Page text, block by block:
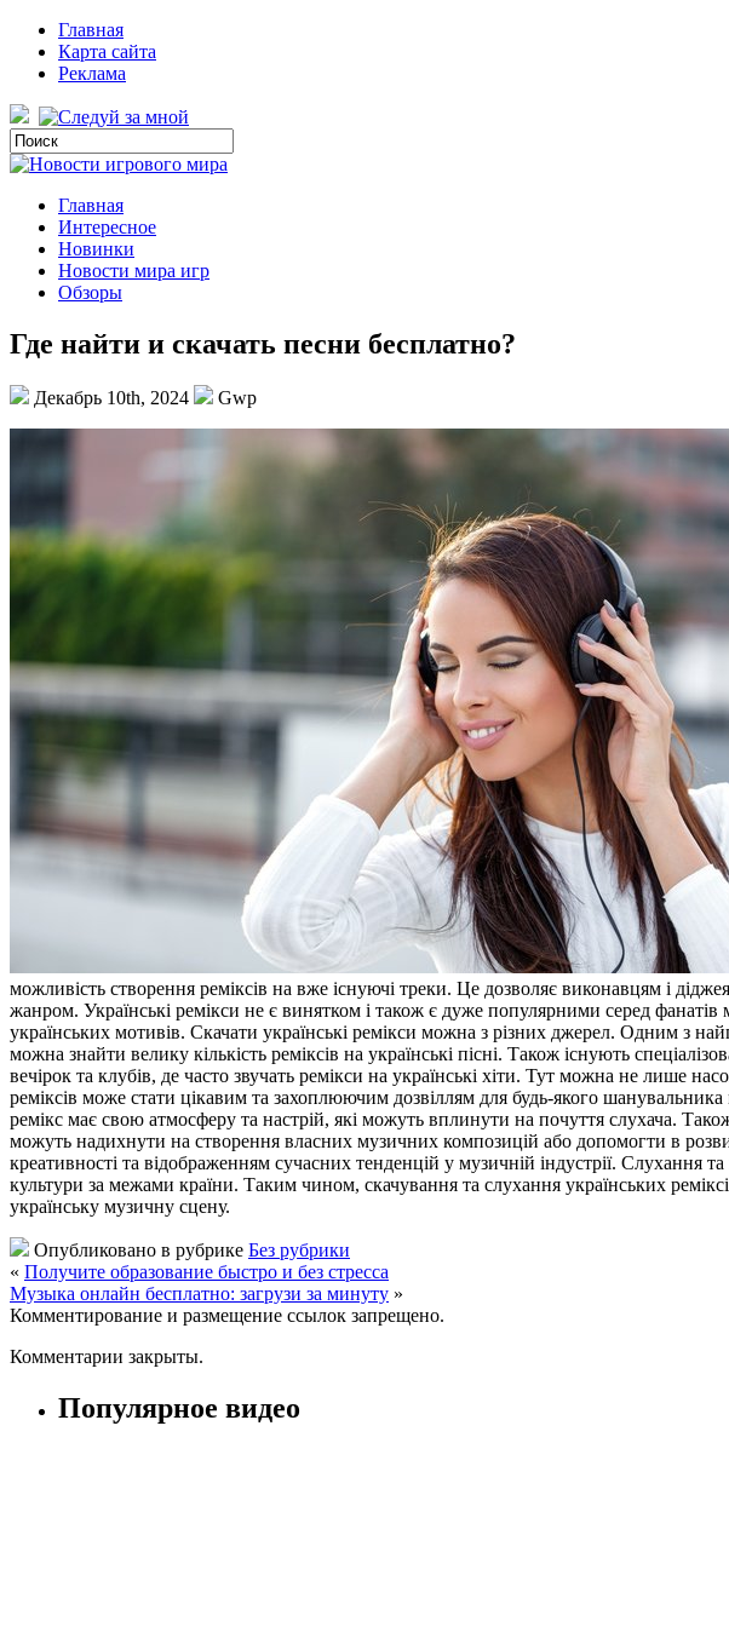
Главная
Карта сайта
Реклама
Главная
Интересное
Новинки
Новости мира игр
Обзоры
Где найти и скачать песни бесплатно?
Декабрь 10th, 2024 Gwp
можливість створення реміксів на вже існуючі треки. Це дозволяє виконавцям і
жанром. Українські ремікси не є винятком і також є дуже популярними серед
українських мотивів. Скачати українські ремікси можна з різних джерел. Одним з
можна знайти велику кількість реміксів на українські пісні. Також існують
вечірок та клубів, де часто звучать ремікси на українські хіти. Тут можна не лише
реміксів може стати цікавим та захоплюючим дозвіллям для будь-якого
ремікс має свою атмосферу та настрій, які можуть вплинути на почуття слухача.
можуть надихнути на створення власних музичних композицій або допомогти в
креативності та відображенням сучасних тенденцій у музичній індустрії. Слухання
культури за межами країни. Таким чином, скачування та слухання українських
українську музичну сцену.
Опубликовано в рубрике Без рубрики
« Получите образование быстро и без стресса
Музыка онлайн бесплатно: загрузи за минуту »
Комментирование и размещение ссылок запрещено.
Комментарии закрыты.
Популярное видео